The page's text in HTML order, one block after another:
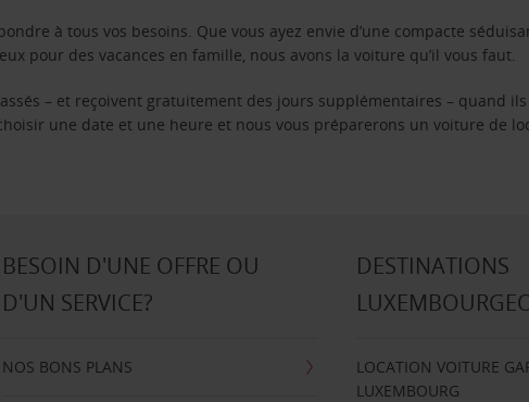
à tous vos besoins. Que vous ayez envie d’une compacte
pour des vacances en famille, nous avons la voiture qu’il vous faut.
– et reçoivent gratuitement des jours supplémentaires – quand
une date et une heure et nous vous préparerons un voiture de
BESOIN D'UNE OFFRE OU
D'UN SERVICE?
NOS BONS PLANS
DESTINATIONS
LOCATION VOITURE
LUXEMBOURG